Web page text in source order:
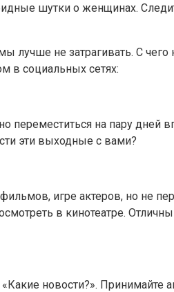
шутки о женщинах.
не затрагивать. С чего
в социальных сетях:
переместиться на пару дней
эти выходные с вами?
игре актеров, но не
в кинотеатре.
новости?». Принимайте